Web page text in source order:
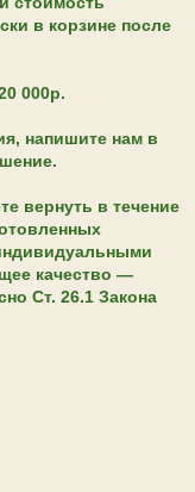
в корзине после
000р.
напишите нам в
вернуть в течение
качество —
Ст. 26.1 Закона